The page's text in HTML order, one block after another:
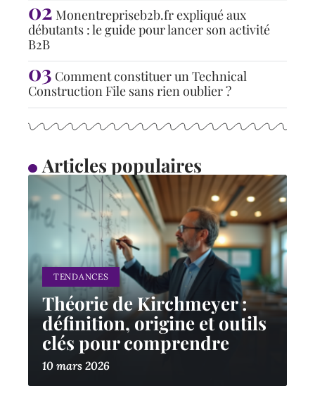
Monentrepriseb2b.fr expliqué aux
débutants : le guide pour lancer son activité
B2B
Comment constituer un Technical
Construction File sans rien oublier ?
Articles populaires
TENDANCES
Théorie de Kirchmeyer :
définition, origine et outils
clés pour comprendre
10 mars 2026